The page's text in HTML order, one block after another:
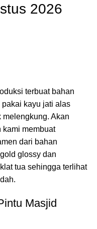
2026
terbuat bahan
kayu jati alas
melengkung. Akan
kami membuat
dari bahan
glossy dan
tua sehingga terlihat
Masjid